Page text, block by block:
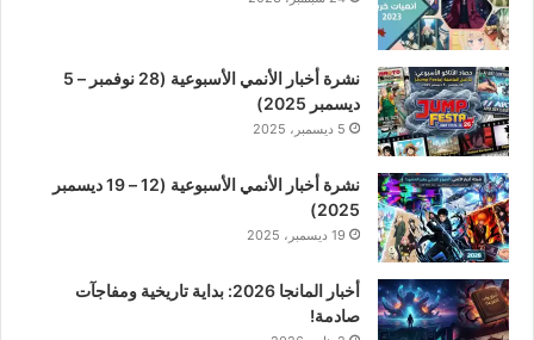
نشرة أخبار الأنمي الأسبوعية (28 نوفمبر – 5
ديسمبر 2025)
5 ديسمبر، 2025
نشرة أخبار الأنمي الأسبوعية (12 – 19 ديسمبر
2025)
19 ديسمبر، 2025
أخبار المانجا 2026: بداية تاريخية ومفاجآت
صادمة!